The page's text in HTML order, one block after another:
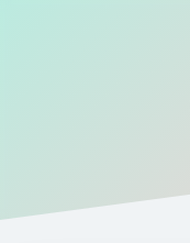
Gizlilik Politikası